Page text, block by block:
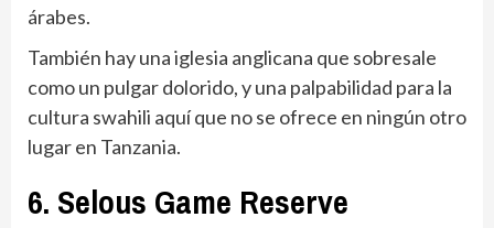
árabes.
También hay una iglesia anglicana que sobresale
como un pulgar dolorido, y una palpabilidad para la
cultura swahili aquí que no se ofrece en ningún otro
lugar en Tanzania.
6. Selous Game Reserve